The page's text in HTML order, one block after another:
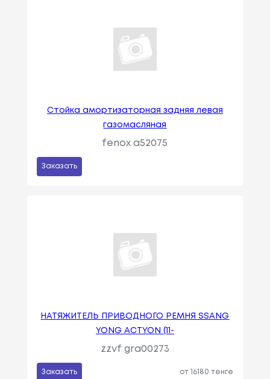
Стойка амортизаторная задняя левая
газомасляная
fenox a52075
Заказать
НАТЯЖИТЕЛЬ ПРИВОДНОГО РЕМНЯ SSANG
YONG ACTYON (11-
zzvf gra00273
Заказать от 16180 тенге